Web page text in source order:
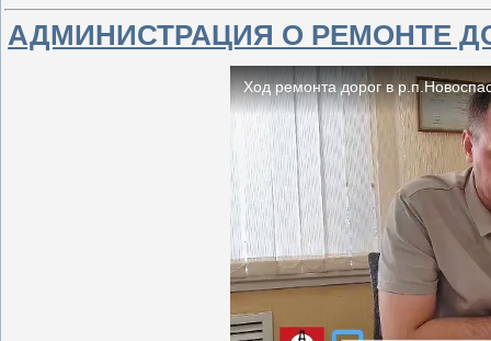
АДМИНИСТРАЦИЯ О РЕМОНТЕ